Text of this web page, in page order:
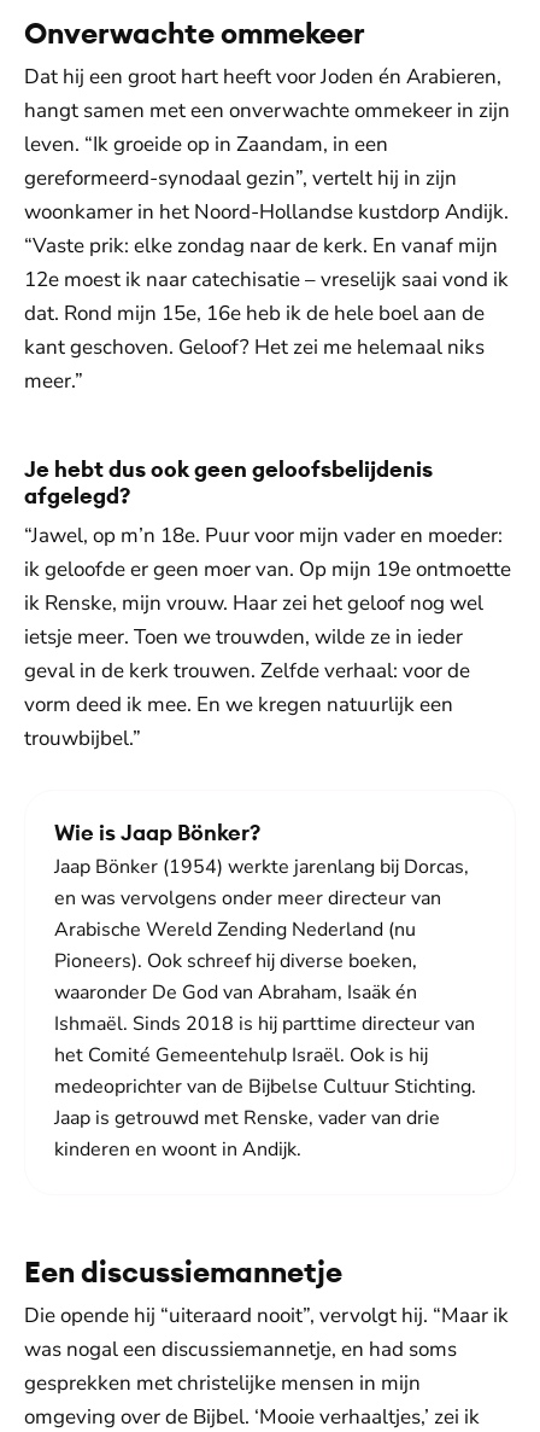
Onverwachte ommekeer
Dat hij een groot hart heeft voor Joden én Arabieren,
hangt samen met een onverwachte ommekeer in zijn
leven. “Ik groeide op in Zaandam, in een
gereformeerd-synodaal gezin”, vertelt hij in zijn
woonkamer in het Noord-Hollandse kustdorp Andijk.
“Vaste prik: elke zondag naar de kerk. En vanaf mijn
12e moest ik naar catechisatie – vreselijk saai vond ik
dat. Rond mijn 15e, 16e heb ik de hele boel aan de
kant geschoven. Geloof? Het zei me helemaal niks
meer.”
Je hebt dus ook geen geloofsbelijdenis
afgelegd?
“Jawel, op m’n 18e. Puur voor mijn vader en moeder:
ik geloofde er geen moer van. Op mijn 19e ontmoette
ik Renske, mijn vrouw. Haar zei het geloof nog wel
ietsje meer. Toen we trouwden, wilde ze in ieder
geval in de kerk trouwen. Zelfde verhaal: voor de
vorm deed ik mee. En we kregen natuurlijk een
trouwbijbel.”
Wie is Jaap Bönker?
Jaap Bönker (1954) werkte jarenlang bij Dorcas,
en was vervolgens onder meer directeur van
Arabische Wereld Zending Nederland (nu
Pioneers). Ook schreef hij diverse boeken,
waaronder De God van Abraham, Isaäk én
Ishmaël. Sinds 2018 is hij parttime directeur van
het Comité Gemeentehulp Israël. Ook is hij
medeoprichter van de Bijbelse Cultuur Stichting.
Jaap is getrouwd met Renske, vader van drie
kinderen en woont in Andijk.
Een discussiemannetje
Die opende hij “uiteraard nooit”, vervolgt hij. “Maar ik
was nogal een discussiemannetje, en had soms
gesprekken met christelijke mensen in mijn
omgeving over de Bijbel. ‘Mooie verhaaltjes,’ zei ik